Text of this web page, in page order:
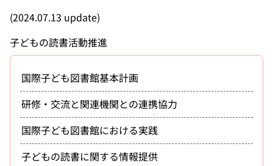
(2024.07.13 update)
子どもの読書活動推進
国際子ども図書館基本計画
研修・交流と関連機関との連携協力
国際子ども図書館における実践
子どもの読書に関する情報提供